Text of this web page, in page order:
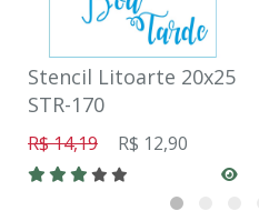
Stencil Litoarte 20x25
STR-170
R$ 14,19 R$ 12,90